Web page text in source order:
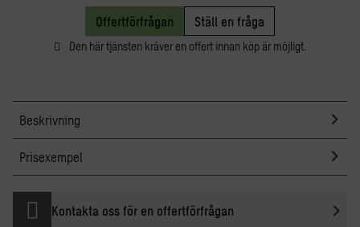
Offertförfrågan Ställ en fråga
Den här tjänsten kräver en offert innan köp är möjligt.
Beskrivning
Prisexempel
Kontakta oss för en offertförfrågan